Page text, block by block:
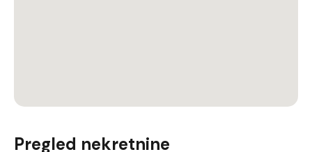
Pregled nekretnine